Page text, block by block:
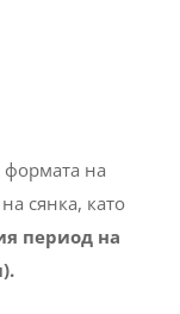
формата на
сянка, като
период на